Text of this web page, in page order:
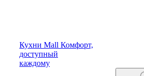
Кухни Mall Комфорт,
доступный
каждому